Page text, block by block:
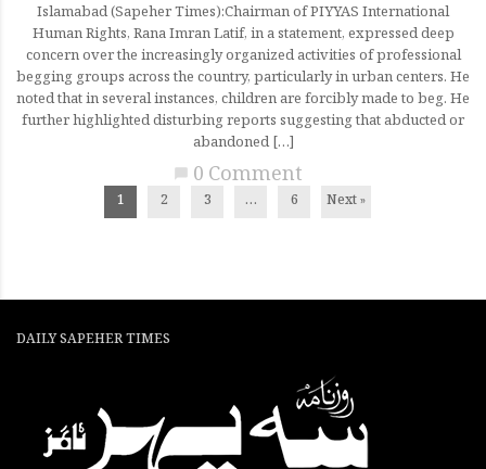
Islamabad (Sapeher Times):Chairman of PIYYAS International
Human Rights, Rana Imran Latif, in a statement, expressed deep
concern over the increasingly organized activities of professional
begging groups across the country, particularly in urban centers. He
noted that in several instances, children are forcibly made to beg. He
further highlighted disturbing reports suggesting that abducted or
abandoned […]
chat_bubble 0 Comment
1 2 3 … 6 Next »
DAILY SAPEHER TIMES